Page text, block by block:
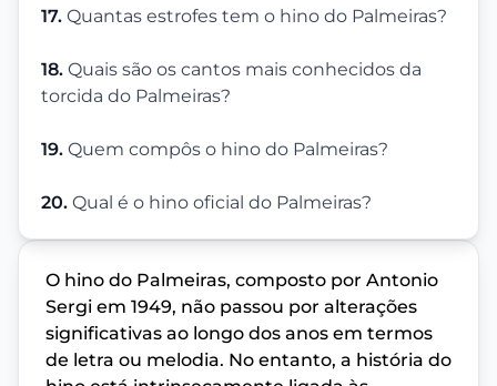
17. Quantas estrofes tem o hino do Palmeiras?
18. Quais são os cantos mais conhecidos da
torcida do Palmeiras?
19. Quem compôs o hino do Palmeiras?
20. Qual é o hino oficial do Palmeiras?
O hino do Palmeiras, composto por Antonio
Sergi em 1949, não passou por alterações
significativas ao longo dos anos em termos
de letra ou melodia. No entanto, a história do